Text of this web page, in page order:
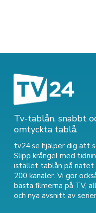
Tv-tablån, snabbt
omtyckta tablå.
tv24.se hjälper dig att
Slipp krångel med
istället tablån på
200 kanaler. Vi gör
bästa filmerna på TV,
och nya avsnitt av serier